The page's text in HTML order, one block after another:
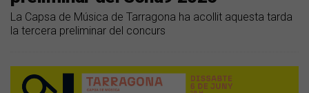
La Capsa de Música de Tarragona ha acollit aquesta tarda
la tercera preliminar del concurs